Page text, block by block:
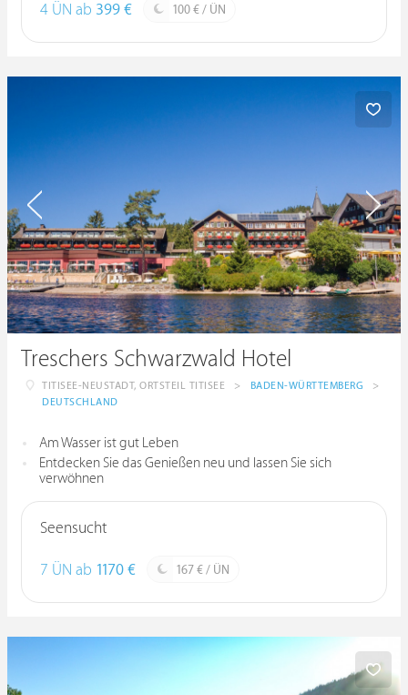
4 ÜN ab 399 € 100 € / ÜN
Treschers Schwarzwald Hotel
TITISEE-NEUSTADT, ORTSTEIL TITISEE > BADEN-WÜRTTEMBERG
>
DEUTSCHLAND
Am Wasser ist gut Leben
Entdecken Sie das Genießen neu und lassen Sie sich
verwöhnen
Seensucht
7 ÜN ab 1170 € 167 € / ÜN